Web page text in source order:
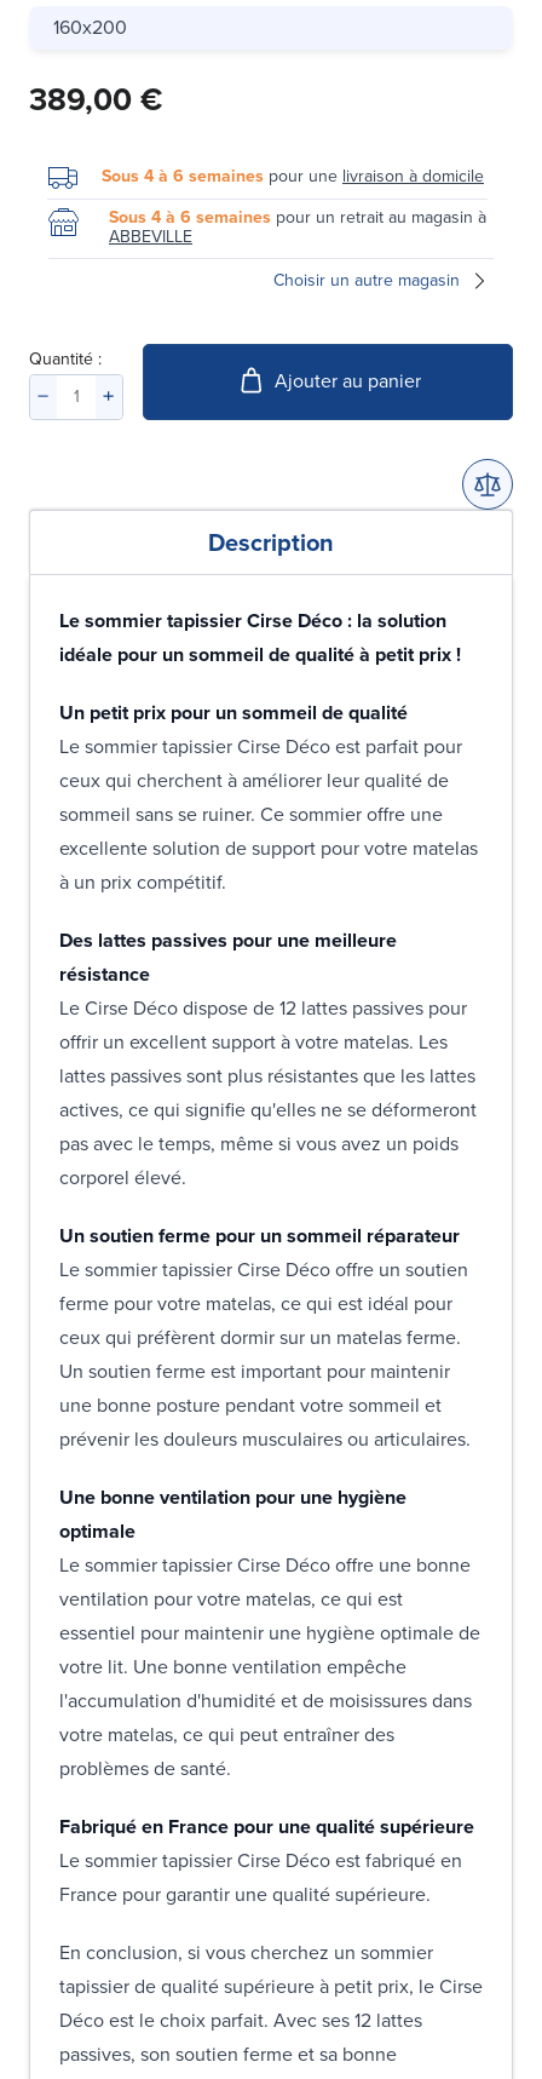
160x200
389,00 €
Sous 4 à 6 semaines pour une livraison à domicile
Sous 4 à 6 semaines pour un retrait au magasin à
ABBEVILLE
Choisir un autre magasin
Quantité :
Ajouter au panier
Description
Le sommier tapissier Cirse Déco : la solution
idéale pour un sommeil de qualité à petit prix !
Un petit prix pour un sommeil de qualité
Le sommier tapissier Cirse Déco est parfait pour
ceux qui cherchent à améliorer leur qualité de
sommeil sans se ruiner. Ce sommier offre une
excellente solution de support pour votre matelas
à un prix compétitif.
Des lattes passives pour une meilleure
résistance
Le Cirse Déco dispose de 12 lattes passives pour
offrir un excellent support à votre matelas. Les
lattes passives sont plus résistantes que les lattes
actives, ce qui signifie qu'elles ne se déformeront
pas avec le temps, même si vous avez un poids
corporel élevé.
Un soutien ferme pour un sommeil réparateur
Le sommier tapissier Cirse Déco offre un soutien
ferme pour votre matelas, ce qui est idéal pour
ceux qui préfèrent dormir sur un matelas ferme.
Un soutien ferme est important pour maintenir
une bonne posture pendant votre sommeil et
prévenir les douleurs musculaires ou articulaires.
Une bonne ventilation pour une hygiène
optimale
Le sommier tapissier Cirse Déco offre une bonne
ventilation pour votre matelas, ce qui est
essentiel pour maintenir une hygiène optimale de
votre lit. Une bonne ventilation empêche
l'accumulation d'humidité et de moisissures dans
votre matelas, ce qui peut entraîner des
problèmes de santé.
Fabriqué en France pour une qualité supérieure
Le sommier tapissier Cirse Déco est fabriqué en
France pour garantir une qualité supérieure.
En conclusion, si vous cherchez un sommier
tapissier de qualité supérieure à petit prix, le Cirse
Déco est le choix parfait. Avec ses 12 lattes
passives, son soutien ferme et sa bonne